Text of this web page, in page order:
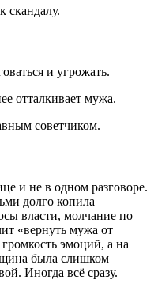
скандалу.
и угрожать.
отталкивает мужа.
советчиком.
и не в одном разговоре.
долго копила
власти, молчание по
«вернуть мужа от
эмоций, а на
была слишком
Иногда всё сразу.